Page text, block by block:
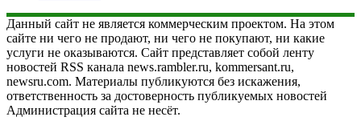
Данный сайт не является коммерческим проектом. На этом
сайте ни чего не продают, ни чего не покупают, ни какие
услуги не оказываются. Сайт представляет собой ленту
новостей RSS канала news.rambler.ru, kommersant.ru,
newsru.com. Материалы публикуются без искажения,
ответственность за достоверность публикуемых новостей
Администрация сайта не несёт.